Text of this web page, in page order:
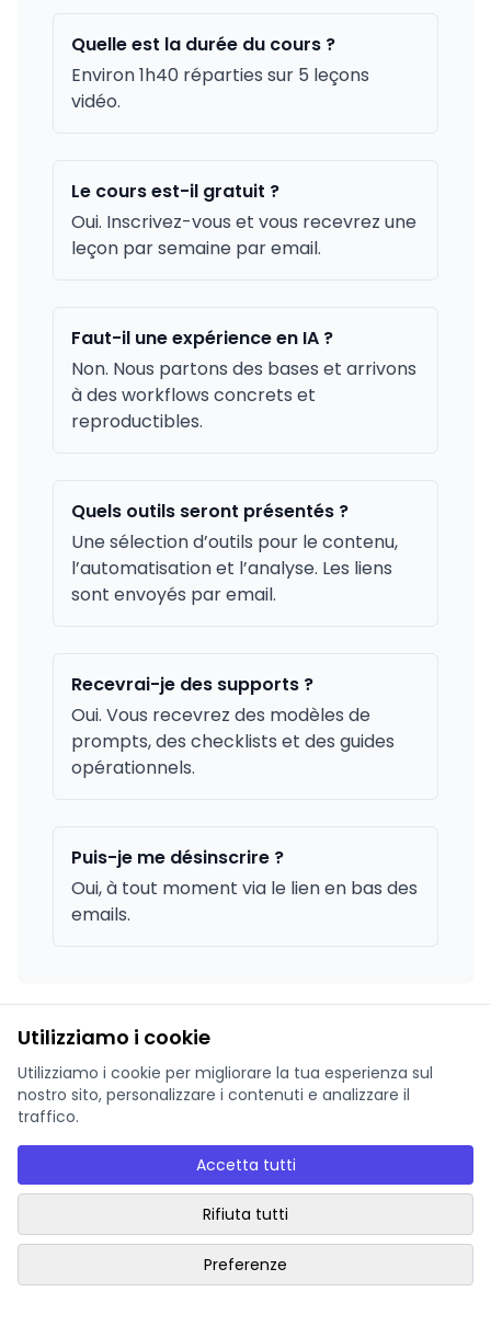
Quelle est la durée du cours ?
Environ 1h40 réparties sur 5 leçons
vidéo.
Le cours est-il gratuit ?
Oui. Inscrivez-vous et vous recevrez une
leçon par semaine par email.
Faut-il une expérience en IA ?
Non. Nous partons des bases et arrivons
à des workflows concrets et
reproductibles.
Quels outils seront présentés ?
Une sélection d’outils pour le contenu,
l’automatisation et l’analyse. Les liens
sont envoyés par email.
Recevrai-je des supports ?
Oui. Vous recevrez des modèles de
prompts, des checklists et des guides
opérationnels.
Puis-je me désinscrire ?
Oui, à tout moment via le lien en bas des
emails.
Utilizziamo i cookie
Utilizziamo i cookie per migliorare la tua esperienza sul
nostro sito, personalizzare i contenuti e analizzare il
traffico.
Accetta tutti
Rifiuta tutti
Preferenze